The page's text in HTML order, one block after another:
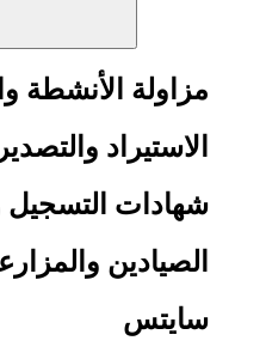
مزاولة الأنشطة
الاستيراد
شهادات التسجيل
الصيادين
سايتس